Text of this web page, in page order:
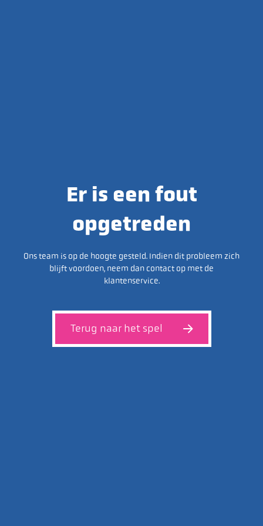
Er is een fout
opgetreden
Ons team is op de hoogte gesteld. Indien dit probleem zich
blijft voordoen, neem dan contact op met de
klantenservice.
Terug naar het spel